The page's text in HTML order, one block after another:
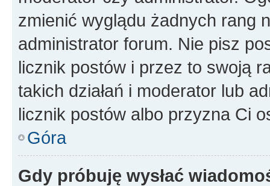
zmienić wyglądu żadnych rang
administrator forum. Nie pisz
licznik postów i przez to swoją
takich działań i moderator lub
licznik postów albo przyzna Ci
Góra
Gdy próbuję wysłać